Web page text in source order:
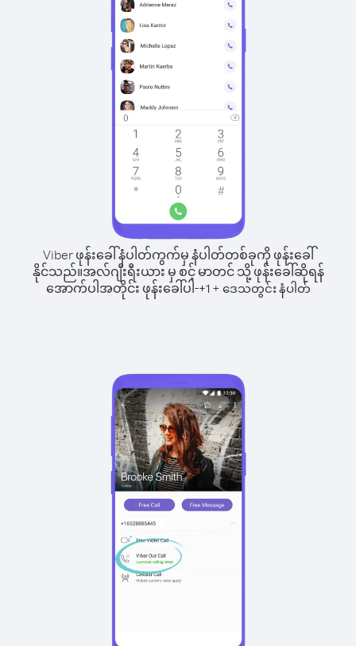
Viber ဖုန်းခေါ်နံပါတ်ကွက်မှ နံပါတ်တစ်ခုကို ဖုန်းခေါ်
နိုင်သည်။အလ်ဂျီးရီးယား မှ စင့် မာတင် သို့ ဖုန်းခေါ်ဆိုရန်
အောက်ပါအတိုင်း ဖုန်းခေါ်ပါ-+1+ ဒေသတွင်း နံပါတ်